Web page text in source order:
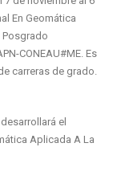
En Geomática
CONEAU#ME. Es
carreras de grado.
el
Aplicada A La